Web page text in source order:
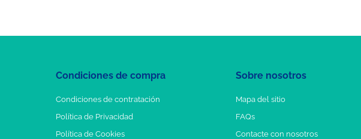
Condiciones de compra
Condiciones de contratación
Política de Privacidad
Política de Cookies
Sobre nosotros
Mapa del sitio
FAQs
Contacte con nosotros